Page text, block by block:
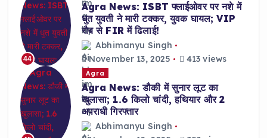
44
Agra News: ISBT फ्लाईओवर पर नशे में
धुत युवती ने मारी टक्कर, युवक घायल; VIP
रौब से FIR में ढिलाई!
Abhimanyu Singh
November 13, 2025
413 views
Agra
Agra News: डौकी में सुनार लूट का
खुलासा; 1.6 किलो चांदी, हथियार और 2
अपराधी गिरफ्तार
Abhimanyu Singh